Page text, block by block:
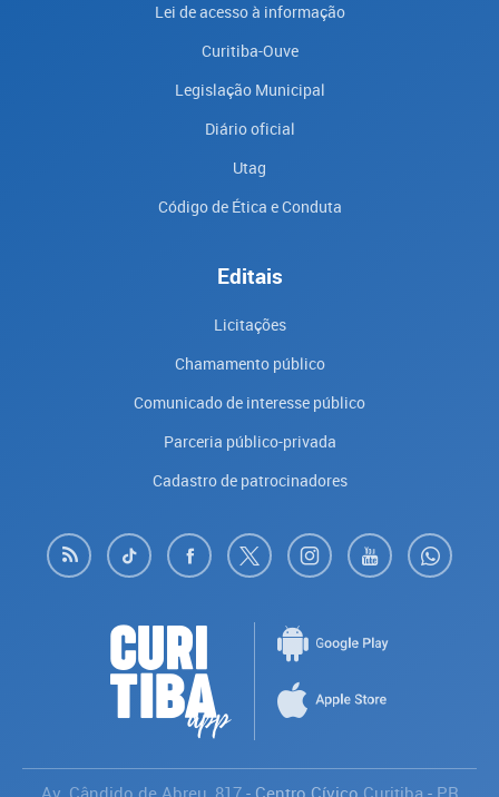
Lei de acesso à informação
Curitiba-Ouve
Legislação Municipal
Diário oficial
Utag
Código de Ética e Conduta
Editais
Licitações
Chamamento público
Comunicado de interesse público
Parceria público-privada
Cadastro de patrocinadores